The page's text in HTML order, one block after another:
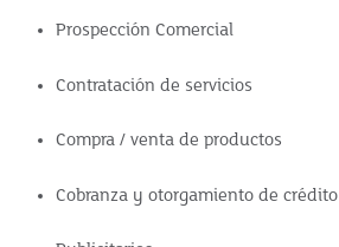
Prospección Comercial
Contratación de servicios
Compra / venta de productos
Cobranza y otorgamiento de crédito